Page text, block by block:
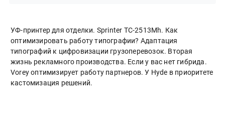
УФ-принтер для отделки. Sprinter ТС-2513Mh. Как
оптимизировать работу типографии? Адаптация
типографий к цифровизации грузоперевозок. Вторая
жизнь рекламного производства. Если у вас нет гибрида.
Vorey оптимизирует работу партнеров. У Hyde в приоритете
кастомизация решений.